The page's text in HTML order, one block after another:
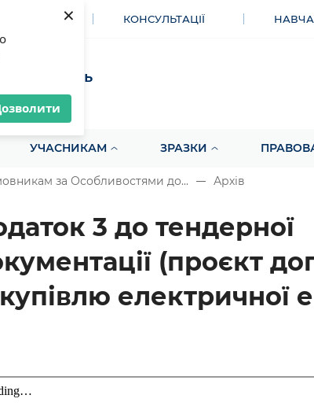
× КОНСУЛЬТАЦІЇ
УЧАСНИКАМ ЗРАЗКИ
за Особливостями до... Архів
3 до тендерної
(проєкт
електричної